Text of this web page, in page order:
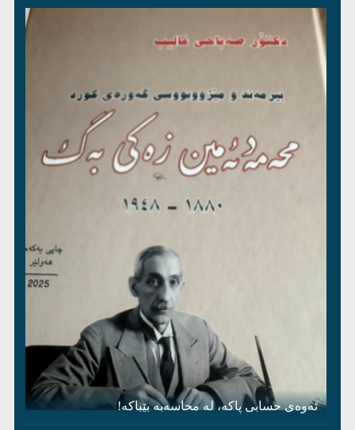
ئەوەی حسابی پاکە، لە محاسەبە بێباکە!